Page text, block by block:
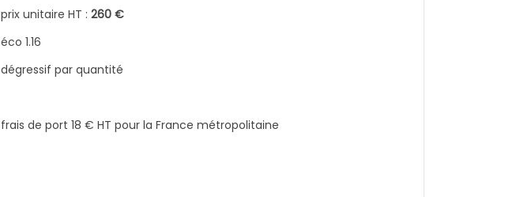
prix unitaire HT : 260 €
éco 1.16
dégressif par quantité
frais de port 18 € HT pour la France métropolitaine